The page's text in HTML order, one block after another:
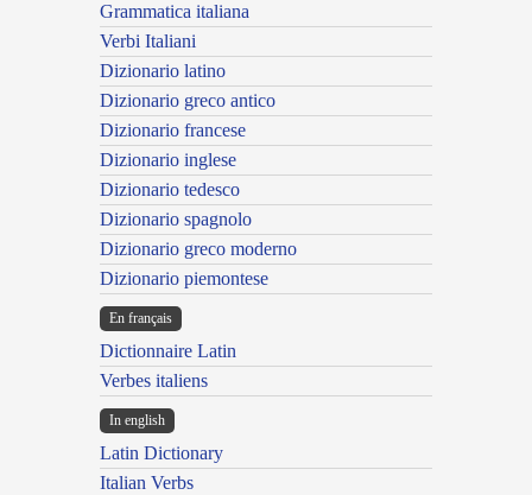
Grammatica italiana
Verbi Italiani
Dizionario latino
Dizionario greco antico
Dizionario francese
Dizionario inglese
Dizionario tedesco
Dizionario spagnolo
Dizionario greco moderno
Dizionario piemontese
En français
Dictionnaire Latin
Verbes italiens
In english
Latin Dictionary
Italian Verbs